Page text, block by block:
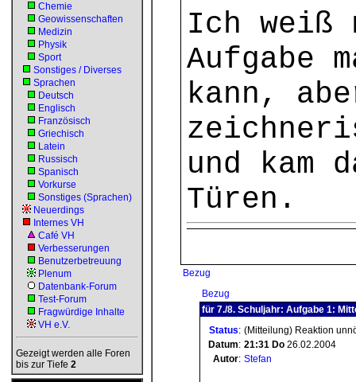
Chemie
Geowissenschaften
Medizin
Physik
Sport
Sonstiges / Diverses
Sprachen
Deutsch
Englisch
Französisch
Griechisch
Latein
Russisch
Spanisch
Vorkurse
Sonstiges (Sprachen)
Neuerdings
Internes VH
Café VH
Verbesserungen
Benutzerbetreuung
Plenum
Datenbank-Forum
Test-Forum
Fragwürdige Inhalte
VH e.V.
Gezeigt werden alle Foren
bis zur Tiefe 2
Ich weiß
Aufgabe
kann,
und kam
Türen.
Bezug
Bezug
für 7./8. Schuljahr: Aufgabe 1:
Status: (Mitteilung) Reaktion
Datum: 21:31 Do 26.02.2004
Autor: Stefan